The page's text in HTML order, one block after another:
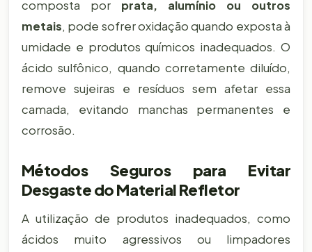
composta por prata, alumínio ou outros
metais, pode sofrer oxidação quando exposta à
umidade e produtos químicos inadequados. O
ácido sulfônico, quando corretamente diluído,
remove sujeiras e resíduos sem afetar essa
camada, evitando manchas permanentes e
corrosão.
Métodos Seguros para Evitar
Desgaste do Material Refletor
A utilização de produtos inadequados, como
ácidos muito agressivos ou limpadores